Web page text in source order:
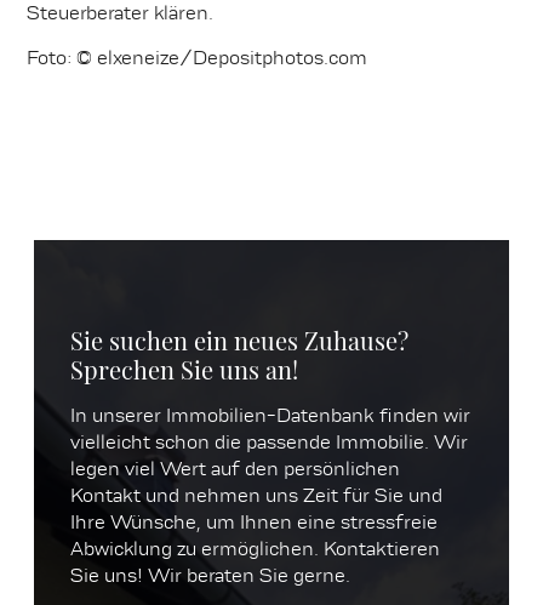
Steuerberater klären.
Foto: © elxeneize/Depositphotos.com
Sie suchen ein neues Zuhause?
Sprechen Sie uns an!
In unserer Immobilien-Datenbank finden wir
vielleicht schon die passende Immobilie. Wir
legen viel Wert auf den persönlichen
Kontakt und nehmen uns Zeit für Sie und
Ihre Wünsche, um Ihnen eine stressfreie
Abwicklung zu ermöglichen. Kontaktieren
Sie uns! Wir beraten Sie gerne.